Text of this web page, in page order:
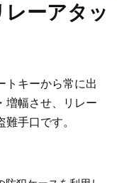
レーアタッ
トキーから常に出
増幅させ、リレー
手口です。